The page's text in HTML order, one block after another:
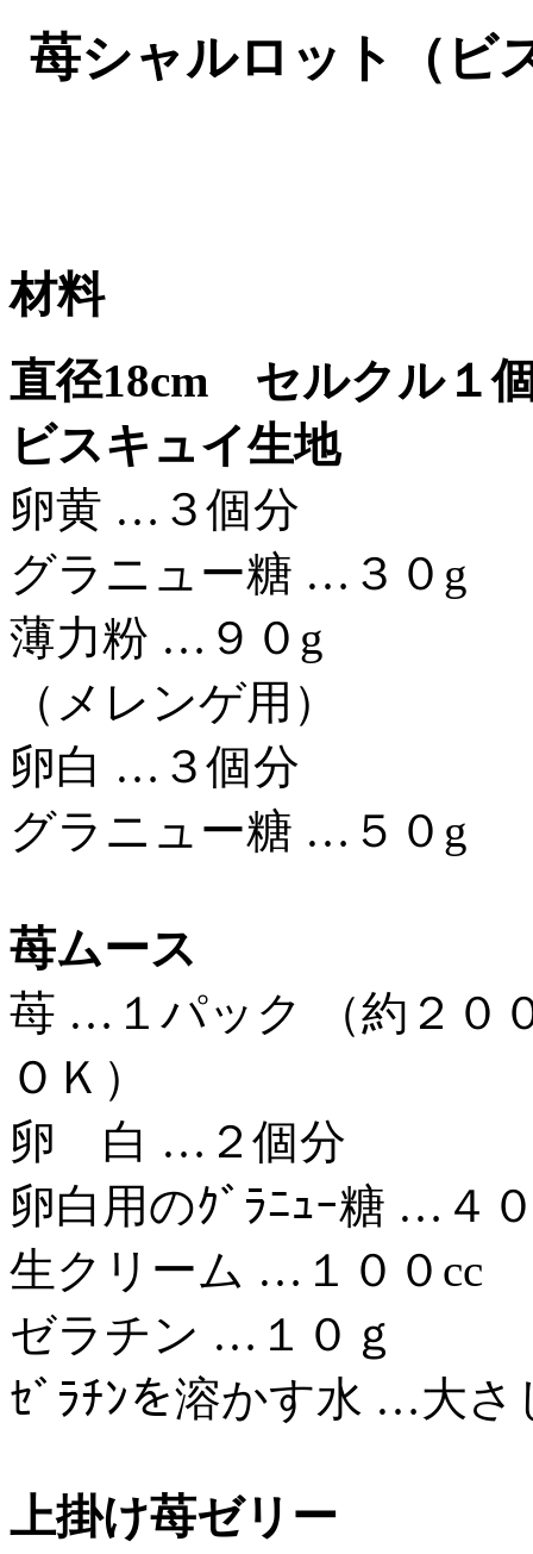
苺シャルロット（ビ
材料
直径18cm セルクル１
ビスキュイ生地
卵黄 …３個分
グラニュー糖 …３０g
薄力粉 …９０g
（メレンゲ用）
卵白 …３個分
グラニュー糖 …５０g
苺ムース
苺 …１パック （約２０
ＯＫ）
卵 白 …２個分
卵白用のｸﾞﾗﾆｭｰ糖 …４
生クリーム …１００cc
ゼラチン …１０ｇ
ｾﾞﾗﾁﾝを溶かす水 …大さ
上掛け苺ゼリー